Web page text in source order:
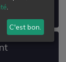
meuse
.
C'est bon.